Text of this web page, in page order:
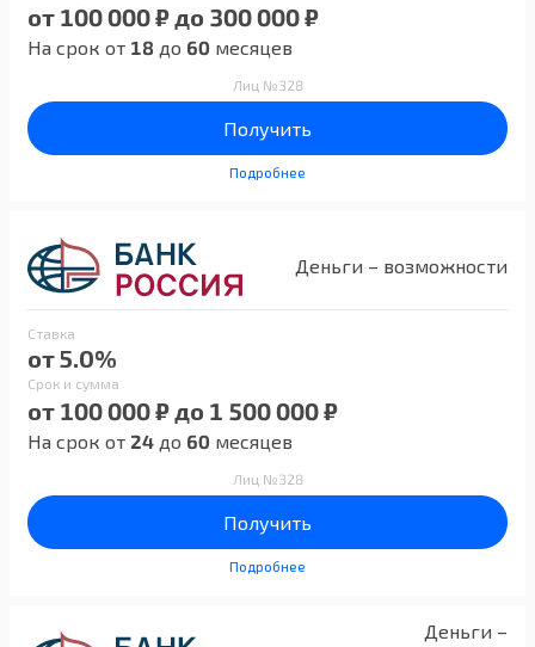
от 100 000 ₽ до 300 000 ₽
На срок от 18 до 60 месяцев
Лиц №328
Получить
Подробнее
Деньги – возможности
Ставка
от 5.0%
Срок и сумма
от 100 000 ₽ до 1 500 000 ₽
На срок от 24 до 60 месяцев
Лиц №328
Получить
Подробнее
Деньги –